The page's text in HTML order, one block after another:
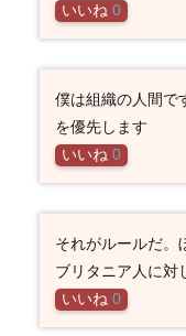
いいね 0
僕は組織の人間で
を優先します
いいね 0
それがルールだ。
ブリタニア人に対
いいね 0